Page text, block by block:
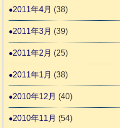
2011年4月 (38)
2011年3月 (39)
2011年2月 (25)
2011年1月 (38)
2010年12月 (40)
2010年11月 (54)